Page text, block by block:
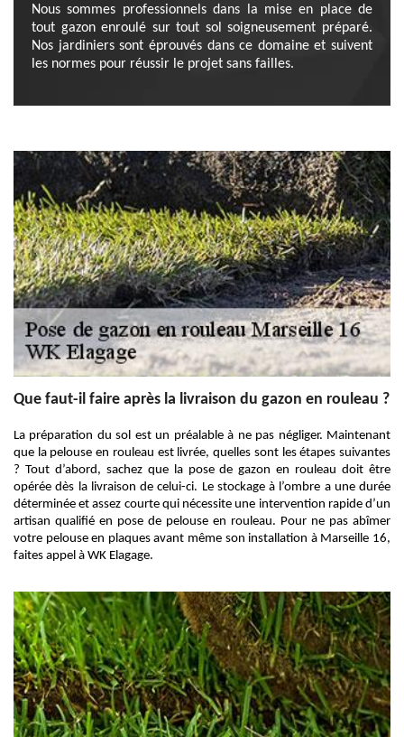
Nous sommes professionnels dans la mise en place de
tout gazon enroulé sur tout sol soigneusement préparé.
Nos jardiniers sont éprouvés dans ce domaine et suivent
les normes pour réussir le projet sans failles.
Que faut-il faire après la livraison du gazon en rouleau ?
La préparation du sol est un préalable à ne pas négliger. Maintenant
que la pelouse en rouleau est livrée, quelles sont les étapes suivantes
? Tout d’abord, sachez que la pose de gazon en rouleau doit être
opérée dès la livraison de celui-ci. Le stockage à l’ombre a une durée
déterminée et assez courte qui nécessite une intervention rapide d’un
artisan qualifié en pose de pelouse en rouleau. Pour ne pas abîmer
votre pelouse en plaques avant même son installation à Marseille 16,
faites appel à WK Elagage.